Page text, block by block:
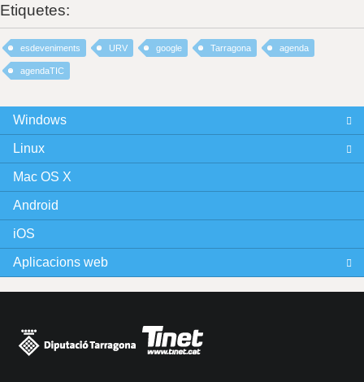
Etiquetes:
esdeveniments URV google Tarragona agenda
agendaTIC
Windows
Linux
Mac OS X
Android
iOS
Aplicacions web